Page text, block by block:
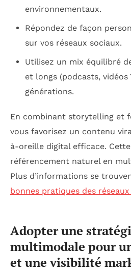
environnementaux.
Répondez de façon
sur vos réseaux sociaux.
Utilisez un mix équilibré
et longs (podcasts,
générations.
En combinant storytelling et
vous favorisez un contenu
à-oreille digital efficace.
référencement naturel en
Plus d’informations se
bonnes pratiques des
Adopter une
multimodale pour
et une visibilité